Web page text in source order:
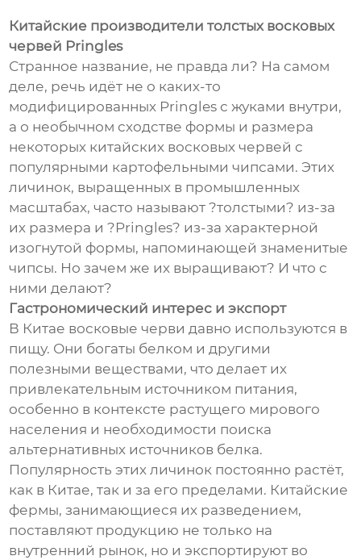
Китайские производители толстых восковых
червей Pringles
Странное название, не правда ли? На самом
деле, речь идёт не о каких-то
модифицированных Pringles с жуками внутри,
а о необычном сходстве формы и размера
некоторых китайских восковых червей с
популярными картофельными чипсами. Этих
личинок, выращенных в промышленных
масштабах, часто называют ?толстыми? из-за
их размера и ?Pringles? из-за характерной
изогнутой формы, напоминающей знаменитые
чипсы. Но зачем же их выращивают? И что с
ними делают?
Гастрономический интерес и экспорт
В Китае восковые черви давно используются в
пищу. Они богаты белком и другими
полезными веществами, что делает их
привлекательным источником питания,
особенно в контексте растущего мирового
населения и необходимости поиска
альтернативных источников белка.
Популярность этих личинок постоянно растёт,
как в Китае, так и за его пределами. Китайские
фермы, занимающиеся их разведением,
поставляют продукцию не только на
внутренний рынок, но и экспортируют во